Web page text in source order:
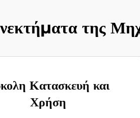
της
Κατασκευή και
Χρήση